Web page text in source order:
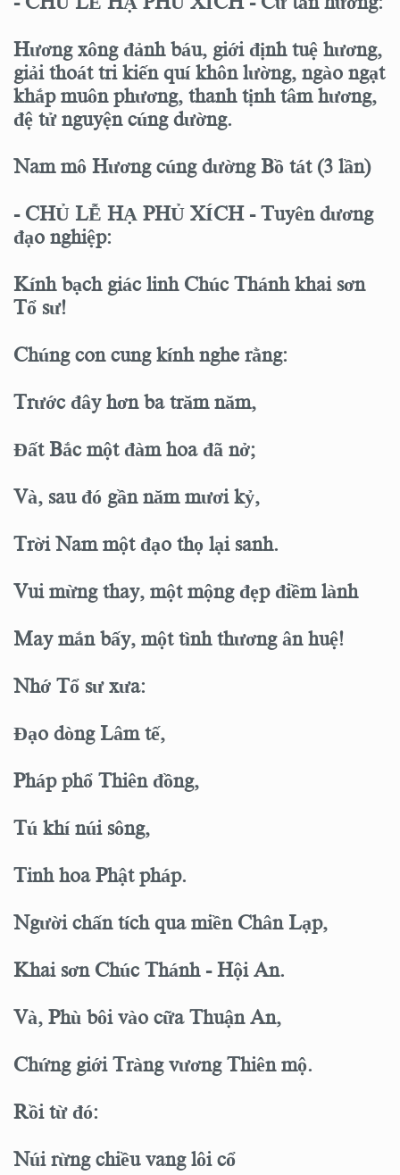
Hương xông đảnh báu, giới định tuệ hương,
giải thoát tri kiến quí khôn lường, ngào ngạt
khắp muôn phương, thanh tịnh tâm hương,
đệ tử nguyện cúng dường.
Nam mô Hương cúng dường Bồ tát (3 lần)
- CHỦ LỄ HẠ PHỦ XÍCH - Tuyên dương
đạo nghiệp:
Kính bạch giác linh Chúc Thánh khai sơn
Tổ sư!
Chúng con cung kính nghe rằng:
Trước đây hơn ba trăm năm,
Đất Bắc một đàm hoa đã nở;
Và, sau đó gần năm mươi kỷ,
Trời Nam một đạo thọ lại sanh.
Vui mừng thay, một mộng đẹp điềm lành
May mắn bấy, một tình thương ân huệ!
Nhớ Tổ sư xưa:
Đạo dòng Lâm tế,
Pháp phổ Thiên đồng,
Tú khí núi sông,
Tinh hoa Phật pháp.
Người chấn tích qua miền Chân Lạp,
Khai sơn Chúc Thánh - Hội An.
Và, Phù bôi vào cữa Thuận An,
Chứng giới Tràng vương Thiên mộ.
Rồi từ đó:
Núi rừng chiều vang lôi cổ